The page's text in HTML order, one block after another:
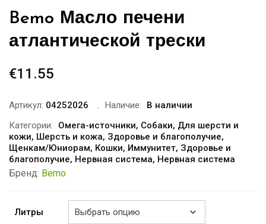
Bemo Масло печени
атлантической трески
€11.55
Артикул: 04252026 Наличие:
В наличии
Категории:
Омега-источники, Собаки, Для шерсти и
кожи, Шерсть и кожа, Здоровье и благополучие,
Щенкам/Юниорам, Кошки, Иммунитет, Здоровье и
благополучие, Нервная система, Нервная система
Бренд: Bemo
Литры